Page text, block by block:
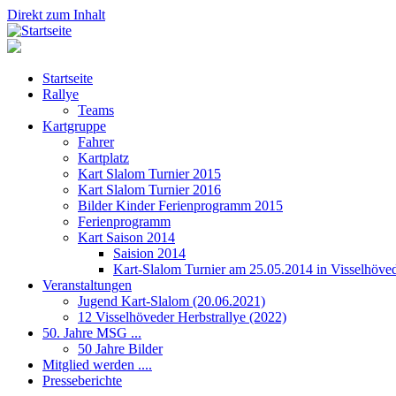
Direkt zum Inhalt
Startseite
Rallye
Teams
Kartgruppe
Fahrer
Kartplatz
Kart Slalom Turnier 2015
Kart Slalom Turnier 2016
Bilder Kinder Ferienprogramm 2015
Ferienprogramm
Kart Saison 2014
Saision 2014
Kart-Slalom Turnier am 25.05.2014 in
Veranstaltungen
Jugend Kart-Slalom (20.06.2021)
12 Visselhöveder Herbstrallye (2022)
50. Jahre MSG ...
50 Jahre Bilder
Mitglied werden ....
Presseberichte